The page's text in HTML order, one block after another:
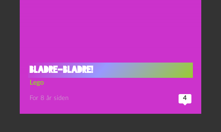
Bladre-bladre!
Lego
For 8 år siden 4